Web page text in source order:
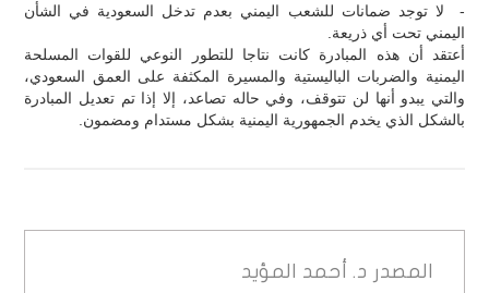
- لا توجد ضمانات للشعب اليمني بعدم تدخل السعودية في الشأن
اليمني تحت أي ذريعة.
أعتقد أن هذه المبادرة كانت نتاجا للتطور النوعي للقوات المسلحة
اليمنية والضربات الباليستية والمسيرة المكثفة على العمق السعودي،
والتي يبدو أنها لن تتوقف، وفي حاله تصاعد، إلا إذا تم تعديل المبادرة
بالشكل الذي يخدم الجمهورية اليمنية بشكل مستدام ومضمون.
المصدر د. أحمد المؤيد